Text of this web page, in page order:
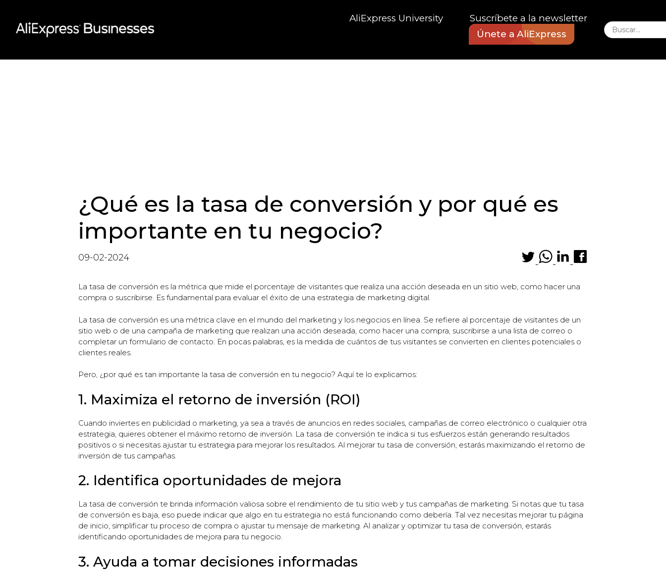
content
AliExpress University
Suscríbete a la newsletter
Únete a AliExpress
¿Qué es la tasa de conversión y por qué es
importante en tu negocio?
09-02-2024
La tasa de conversión es la métrica que mide el porcentaje de visitantes que realiza una acción deseada en un sitio web, como hacer una
compra o suscribirse. Es fundamental para evaluar el éxito de una estrategia de marketing digital.
La tasa de conversión es una métrica clave en el mundo del marketing y los negocios en línea. Se refiere al porcentaje de visitantes de un
sitio web o de una campaña de marketing que realizan una acción deseada, como hacer una compra, suscribirse a una lista de correo o
completar un formulario de contacto. En pocas palabras, es la medida de cuántos de tus visitantes se convierten en clientes potenciales o
clientes reales.
Pero, ¿por qué es tan importante la tasa de conversión en tu negocio? Aquí te lo explicamos:
1. Maximiza el retorno de inversión (ROI)
Cuando inviertes en publicidad o marketing, ya sea a través de anuncios en redes sociales, campañas de correo electrónico o cualquier otra
estrategia, quieres obtener el máximo retorno de inversión. La tasa de conversión te indica si tus esfuerzos están generando resultados
positivos o si necesitas ajustar tu estrategia para mejorar los resultados. Al mejorar tu tasa de conversión, estarás maximizando el retorno de
inversión de tus campañas.
2. Identifica oportunidades de mejora
La tasa de conversión te brinda información valiosa sobre el rendimiento de tu sitio web y tus campañas de marketing. Si notas que tu tasa
de conversión es baja, eso puede indicar que algo en tu estrategia no está funcionando como debería. Tal vez necesitas mejorar tu página
de inicio, simplificar tu proceso de compra o ajustar tu mensaje de marketing. Al analizar y optimizar tu tasa de conversión, estarás
identificando oportunidades de mejora para tu negocio.
3. Ayuda a tomar decisiones informadas